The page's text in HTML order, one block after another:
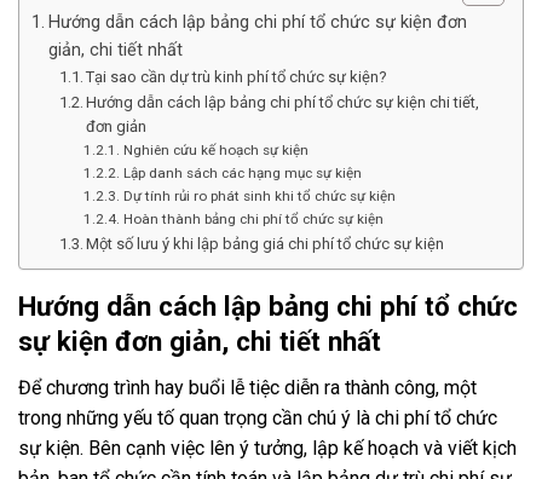
Hướng dẫn cách lập bảng chi phí tổ chức sự kiện đơn
giản, chi tiết nhất
Tại sao cần dự trù kinh phí tổ chức sự kiện?
Hướng dẫn cách lập bảng chi phí tổ chức sự kiện chi tiết,
đơn giản
Nghiên cứu kế hoạch sự kiện
Lập danh sách các hạng mục sự kiện
Dự tính rủi ro phát sinh khi tổ chức sự kiện
Hoàn thành bảng chi phí tổ chức sự kiện
Một số lưu ý khi lập bảng giá chi phí tổ chức sự kiện
Hướng dẫn cách lập bảng chi phí tổ chức
sự kiện đơn giản, chi tiết nhất
Để chương trình hay buổi lễ tiệc diễn ra thành công, một
trong những yếu tố quan trọng cần chú ý là chi phí tổ chức
sự kiện. Bên cạnh việc lên ý tưởng, lập kế hoạch và viết kịch